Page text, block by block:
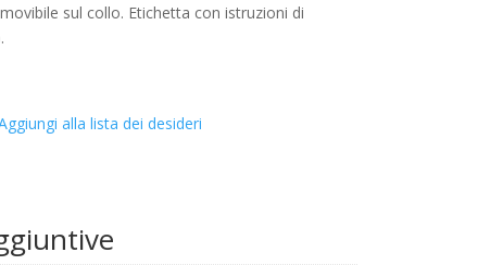
sul collo. Etichetta con istruzioni di
alla lista dei desideri